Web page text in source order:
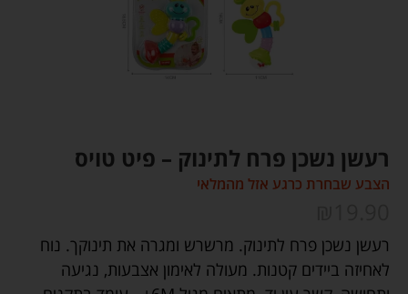
רעשן נשכן פרח לתינוק – פיט טויס
הצבע שבחרת כרגע אזל מהמלאי
רעשן נשכן פרח לתינוק. מרשרש ומגרה את תינוקך. נוח
לאחיזה ביידים קטנות. מעולה לאימון אצבעות, נגיעה